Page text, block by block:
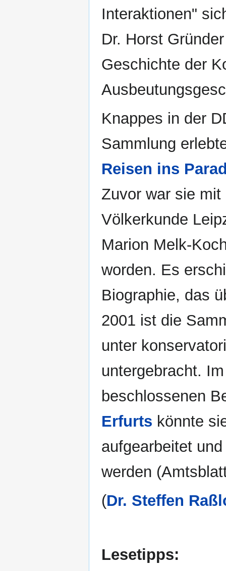
Interaktionen"
Dr. Horst
Geschichte der
Knappes in der
Sammlung
Reisen ins
Zuvor war sie
Völkerkunde
Marion Melk-
worden. Es
Biographie, das
2001 ist die
unter
untergebracht.
beschlossenen
Erfurts könnte
aufgearbeitet
werden
(Dr. Steffen
Lesetipps: